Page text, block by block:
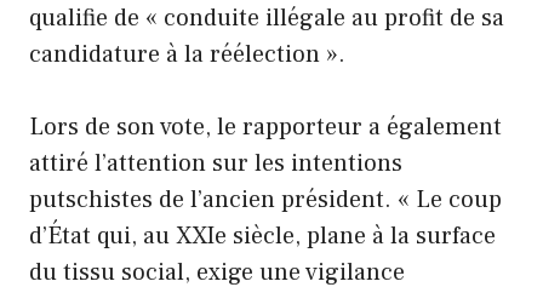
qualifie de « conduite illégale au profit de sa
candidature à la réélection ».
Lors de son vote, le rapporteur a également
attiré l’attention sur les intentions
putschistes de l’ancien président. « Le coup
d’État qui, au XXIe siècle, plane à la surface
du tissu social, exige une vigilance